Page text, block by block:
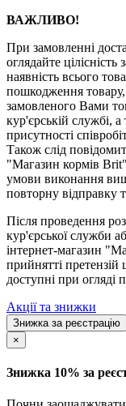
ВАЖЛИВО!
При замовленні
оглядайте
наявність всього
пошкодження товару,
замовленого Вами
кур'єрській службі,
присутності
Також слід
"Магазин кормів Brit"
умови виконання
повторну відправку
Після проведення
кур'єрської служби
інтернет-магазин
прийнятті претензій
доступні при огляді
Акції та знижки
Знижка за реєстрацію
×
Знижка 10% за